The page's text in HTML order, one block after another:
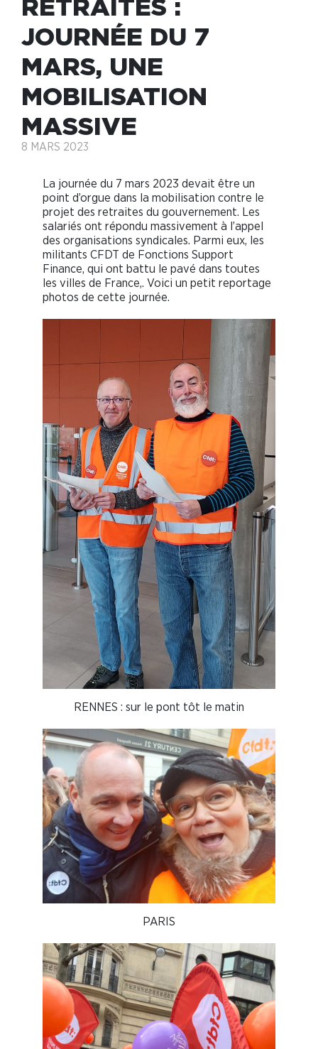
RETRAITES :
JOURNÉE DU 7
MARS, UNE
MOBILISATION
MASSIVE
8 MARS 2023
La journée du 7 mars 2023 devait être un
point d’orgue dans la mobilisation contre le
projet des retraites du gouvernement. Les
salariés ont répondu massivement à l’appel
des organisations syndicales. Parmi eux, les
militants CFDT de Fonctions Support
Finance, qui ont battu le pavé dans toutes
les villes de France,. Voici un petit reportage
photos de cette journée.
RENNES : sur le pont tôt le matin
PARIS